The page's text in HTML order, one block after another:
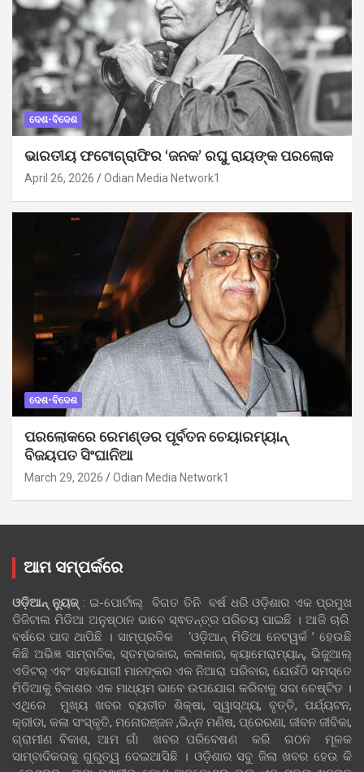
ଦେଶ-ବିଦେଶ
ଭାରତୀୟ ଫଟୋଗ୍ରାଫିର ‘ଜନକ’ ରଘୁ ରାୟଙ୍କ ପରଲୋକ
April 26, 2026 Odian Media Network1
ଦେଶ-ବିଦେଶ
ପରଲୋକରେ ରେମଣ୍ଡର ପୂର୍ବତନ ଚେୟାରମ୍ୟାନ୍
ବିଜୟପତ ସିଂଘାନିଆ
March 29, 2026 Odian Media Network1
ଆମ ସମ୍ପର୍କରେ
ଓଡ଼ିଆନ୍‍ ନ୍ୟୁଜ୍‍: ଇ-ପୋର୍ଟାଲ୍ ବିଗତ ତିନି ବର୍ଷ ଧରି ଓଡ଼ିଶାର ଏକ ପ୍ରମୁଖ
ଡିଜିଟାଲ ମିଡିଆ ଅନୁଷ୍ଠାନ ଭାବେ ସ୍ଵତନ୍ତ୍ର ପରିଚୟ ପାଇଛି । ଆଜି ଚାରି
ବର୍ଷରେ ପାଦ ଥାପିଛି । ସାମ୍ପ୍ରତିକ ‘ଓଡ଼ିଆନ୍‍ ମିଡିଆ ନେଟୱର୍କ ’ ହେଉଛି
କିଛି ଅଭିଜ୍ଞ ସାମ୍ବାଦିକ, ସ୍ତମ୍ଭକାର, କଳାକାର, କ୍ୟାମେରାମ୍ୟାନ୍, ଭିଜୁଆଲ୍
ଏଡିଟର୍ ଏବଂ ସହଯୋଗୀ ମାନଙ୍କର ଏକ ନିଆରା ପରିବାର, ଯେଉଁଠି ସମସ୍ତେ
ମିଡିଆକୁ ବିକାଶର ଏକ ମାଧ୍ୟମ ଭାବେ ଉପଯୋଗ କରିବାକୁ ସଦା ଚେଷ୍ଟିତ ।
ଏଥିରେ ମୁଖ୍ୟ ଖବର ବ୍ୟତୀତ ଶିକ୍ଷା, ସ୍ୱାସ୍ଥ୍ୟ, ବୃତ୍ତି, ପର୍ଯ୍ୟଟନ,
କ୍ରୀଡା, କଳା ସଂସ୍କୃତି, ମନୋରଞ୍ଜନ ,ଭିନ୍ନ ମଣିଷ, ପ୍ରେରଣା, ଜୀବନ ଜୀବିକା,
ଗ୍ରାମୀଣ ବିକାଶ, ଆମ ଗାଁ ଖବର ପରିବେଷଣ କରି ଗଠନ ମୂଳକ
ସାମ୍ବାଦିକତାକୁ ଗୁରୁତ୍ୱ ଦେଇଆସିଛି । ଓଡ଼ିଶାର ସବୁ ଜିଲା ଖବର ହେଉ କି